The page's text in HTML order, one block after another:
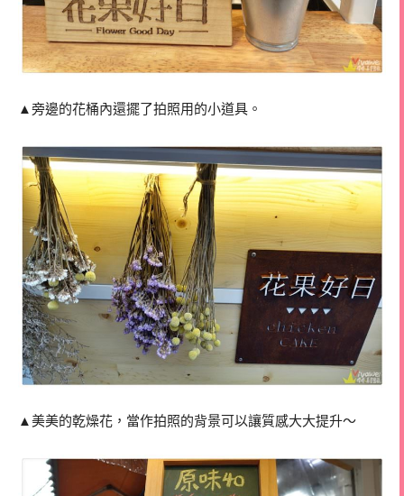
▲旁邊的花桶內還擺了拍照用的小道具。
▲美美的乾燥花，當作拍照的背景可以讓質感大大提升～